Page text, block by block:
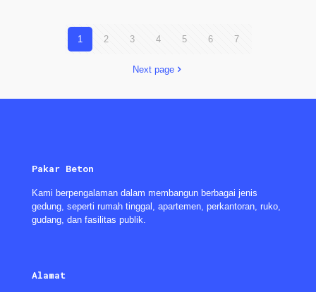
1 2 3 4 5 6 7
Next page
Pakar Beton
Kami berpengalaman dalam membangun berbagai jenis
gedung, seperti rumah tinggal, apartemen, perkantoran, ruko,
gudang, dan fasilitas publik.
Alamat